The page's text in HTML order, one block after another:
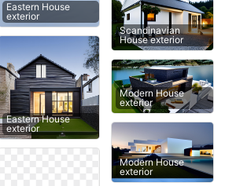
Eastern House
exterior
Eastern House
exterior
Scandinavian
House exterior
Modern House
exterior
Modern House
exterior